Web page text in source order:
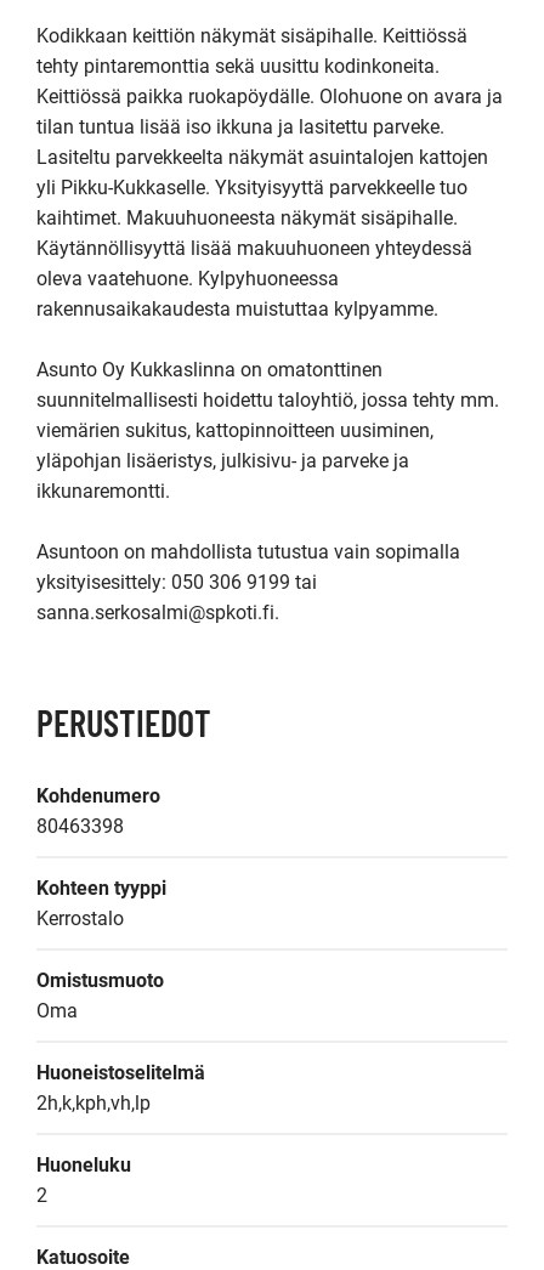
Kodikkaan keittiön näkymät sisäpihalle. Keittiössä
tehty pintaremonttia sekä uusittu kodinkoneita.
Keittiössä paikka ruokapöydälle. Olohuone on avara ja
tilan tuntua lisää iso ikkuna ja lasitettu parveke.
Lasiteltu parvekkeelta näkymät asuintalojen kattojen
yli Pikku-Kukkaselle. Yksityisyyttä parvekkeelle tuo
kaihtimet. Makuuhuoneesta näkymät sisäpihalle.
Käytännöllisyyttä lisää makuuhuoneen yhteydessä
oleva vaatehuone. Kylpyhuoneessa
rakennusaikakaudesta muistuttaa kylpyamme.
Asunto Oy Kukkaslinna on omatonttinen
suunnitelmallisesti hoidettu taloyhtiö, jossa tehty mm.
viemärien sukitus, kattopinnoitteen uusiminen,
yläpohjan lisäeristys, julkisivu- ja parveke ja
ikkunaremontti.
Asuntoon on mahdollista tutustua vain sopimalla
yksityisesittely: 050 306 9199 tai
sanna.serkosalmi@spkoti.fi.
PERUSTIEDOT
Kohdenumero
80463398
Kohteen tyyppi
Kerrostalo
Omistusmuoto
Oma
Huoneistoselitelmä
2h,k,kph,vh,lp
Huoneluku
2
Katuosoite